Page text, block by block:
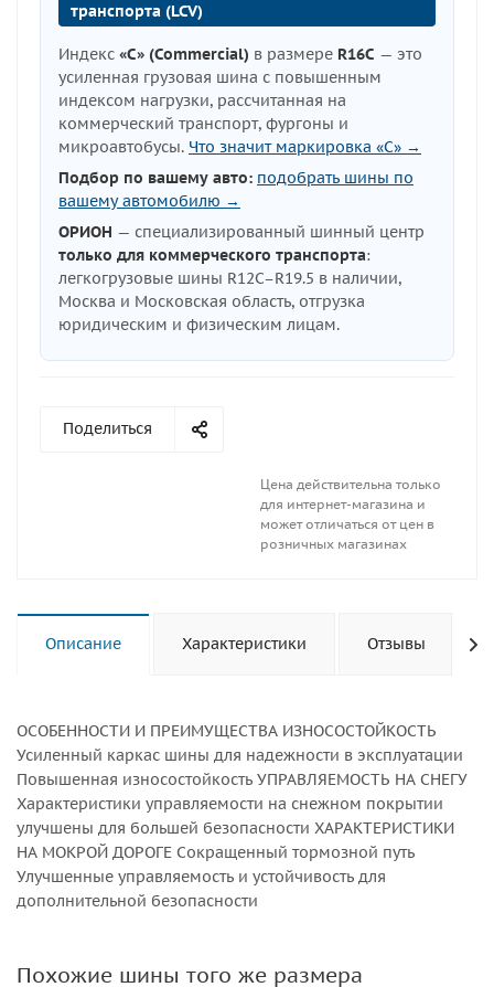
транспорта (LCV)
Индекс «C» (Commercial) в размере R16C — это
усиленная грузовая шина с повышенным
индексом нагрузки, рассчитанная на
коммерческий транспорт, фургоны и
микроавтобусы. Что значит маркировка «C» →
Подбор по вашему авто: подобрать шины по
вашему автомобилю →
ОРИОН — специализированный шинный центр
только для коммерческого транспорта:
легкогрузовые шины R12C–R19.5 в наличии,
Москва и Московская область, отгрузка
юридическим и физическим лицам.
Поделиться
Цена действительна только
для интернет-магазина и
может отличаться от цен в
розничных магазинах
Описание Характеристики Отзывы
ОСОБЕННОСТИ И ПРЕИМУЩЕСТВА ИЗНОСОСТОЙКОСТЬ
Усиленный каркас шины для надежности в эксплуатации
Повышенная износостойкость УПРАВЛЯЕМОСТЬ НА СНЕГУ
Характеристики управляемости на снежном покрытии
улучшены для большей безопасности ХАРАКТЕРИСТИКИ
НА МОКРОЙ ДОРОГЕ Сокращенный тормозной путь
Улучшенные управляемость и устойчивость для
дополнительной безопасности
Похожие шины того же размера